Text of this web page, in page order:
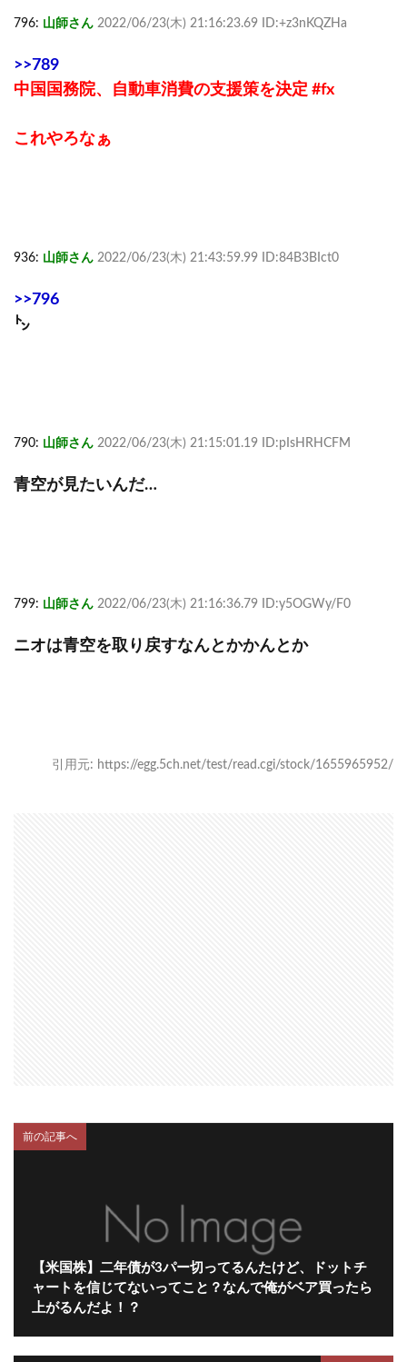
796: 山師さん 2022/06/23(木) 21:16:23.69 ID:+z3nKQZHa
>>789
中国国務院、自動車消費の支援策を決定 #fx
これやろなぁ
936: 山師さん 2022/06/23(木) 21:43:59.99 ID:84B3BIct0
>>796
㌧
790: 山師さん 2022/06/23(木) 21:15:01.19 ID:pIsHRHCFM
青空が見たいんだ…
799: 山師さん 2022/06/23(木) 21:16:36.79 ID:y5OGWy/F0
ニオは青空を取り戻すなんとかかんとか
引用元: https://egg.5ch.net/test/read.cgi/stock/1655965952/
前の記事へ
【米国株】二年債が3パー切ってるんたけど、ドットチ
ャートを信じてないってこと？なんで俺がベア買ったら
上がるんだよ！？